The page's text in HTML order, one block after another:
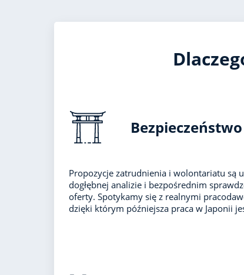
Bezpieczeństwo
Propozycje zatrudnienia i wolontariatu są
dogłębnej analizie i bezpośrednim
oferty. Spotykamy się z realnymi
dzięki którym późniejsza praca w Japonii